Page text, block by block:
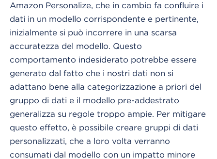
Amazon Personalize, che in cambio fa confluire i
dati in un modello corrispondente e pertinente,
inizialmente si può incorrere in una scarsa
accuratezza del modello. Questo
comportamento indesiderato potrebbe essere
generato dal fatto che i nostri dati non si
adattano bene alla categorizzazione a priori del
gruppo di dati e il modello pre-addestrato
generalizza su regole troppo ampie. Per mitigare
questo effetto, è possibile creare gruppi di dati
personalizzati, che a loro volta verranno
consumati dal modello con un impatto minore